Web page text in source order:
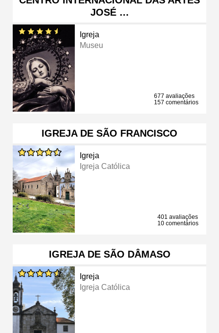
JOSÉ …
Igreja
Museu
677 avaliações
157 comentários
IGREJA DE SÃO FRANCISCO
Igreja
Igreja Católica
401 avaliações
10 comentários
IGREJA DE SÃO DÂMASO
Igreja
Igreja Católica